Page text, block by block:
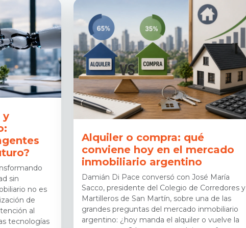
y
sin
no es
de
al
tecnologías
Alquiler o compra: qué
conviene hoy en el mercado
inmobiliario argentino
Damián Di Pace conversó con José María
Sacco, presidente del Colegio de Corredores y
Martilleros de San Martín, sobre una de las
grandes preguntas del mercado inmobiliario
argentino: ¿hoy manda el alquiler o vuelve la